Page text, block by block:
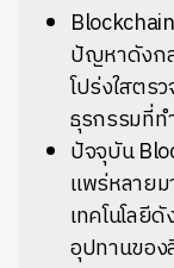
ปัญหาดังก
โปร่งใสตร
ธุรกรรมที่ท
ปัจจุบัน
แพร่หลาย
เทคโนโลยี
อุปทานขอ